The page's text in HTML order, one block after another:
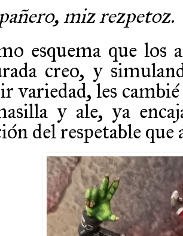
miz rezpetoz.
esquema que los
creo, y
variedad, les
y ale, ya
del respetable